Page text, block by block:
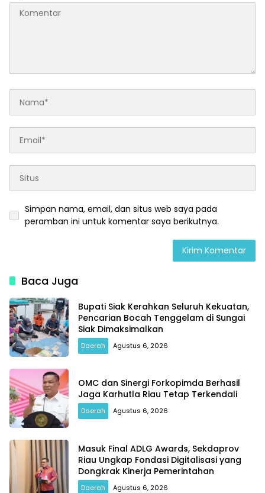
Simpan nama, email, dan situs web saya pada
peramban ini untuk komentar saya berikutnya.
Baca Juga
Bupati Siak Kerahkan Seluruh Kekuatan,
Pencarian Bocah Tenggelam di Sungai
Siak Dimaksimalkan
Daerah Agustus 6, 2026
OMC dan Sinergi Forkopimda Berhasil
Jaga Karhutla Riau Tetap Terkendali
Daerah Agustus 6, 2026
Masuk Final ADLG Awards, Sekdaprov
Riau Ungkap Fondasi Digitalisasi yang
Dongkrak Kinerja Pemerintahan
Daerah Agustus 6, 2026